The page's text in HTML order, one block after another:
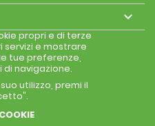

propri e di terze
servizi e mostrare
tue preferenze,
navigazione.
utilizzo, premi il